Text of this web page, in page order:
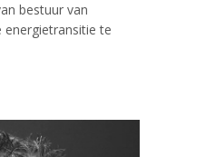
bestuur van
energietransitie te